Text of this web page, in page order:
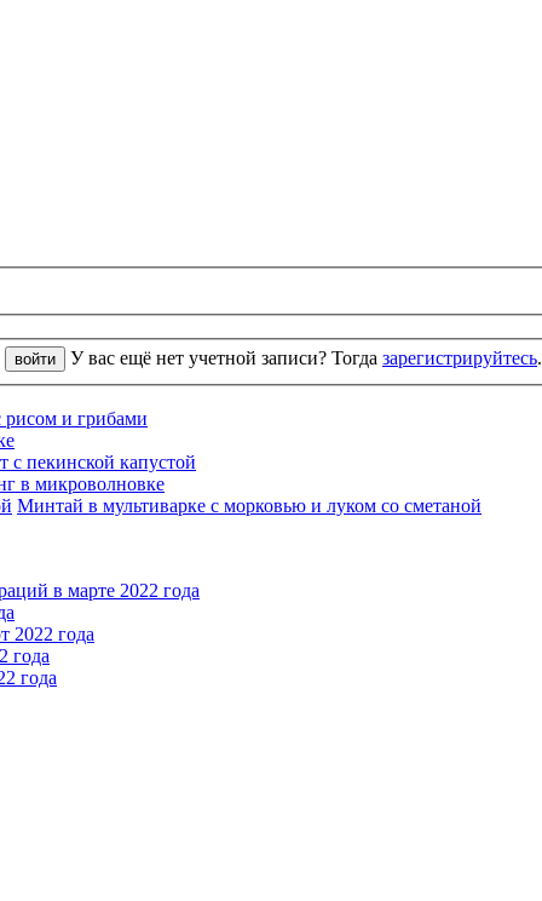
У вас ещё нет учетной записи? Тогда зарегистрируйтесь.
и грибами
с пекинской капустой
в микроволновке
Минтай в мультиварке с морковью и луком со сметаной
в марте 2022 года
2022 года
года
года